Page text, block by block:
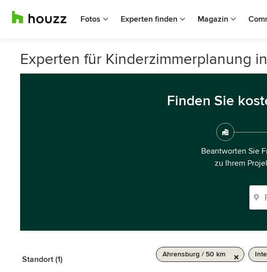
Fotos Experten finden Magazin
Experten für Kinderzimmerplanung
Finden Sie
Beantworten Sie
zu Ihrem
Standort (1)
Ahrensburg / 50 km